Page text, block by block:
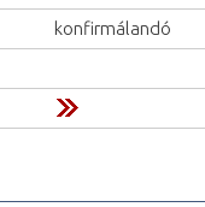
konfirmálandó